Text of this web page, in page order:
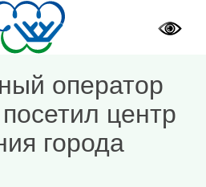
оператор
центр
города